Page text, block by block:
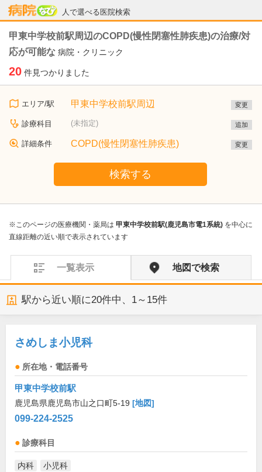
人で選べる医院検索
病院なび
甲東中学校前駅周辺のCOPD(慢性閉塞性肺疾患)の治療/対
応が可能な 病院・クリニック
20 件見つかりました
エリア/駅 甲東中学校前駅周辺 変更
診療科目 (未指定) 追加
詳細条件 COPD(慢性閉塞性肺疾患) 変更
検索する
※このページの医療機関・薬局は 甲東中学校前駅(鹿児島市電1系統) を中心に
直線距離の近い順で表示されています
一覧表示 地図で検索
駅から近い順に20件中、 1～15件
さめしま小児科
所在地・電話番号
甲東中学校前駅
鹿児島県鹿児島市山之口町5-19 [地図]
099-224-2525
診療科目
内科 小児科